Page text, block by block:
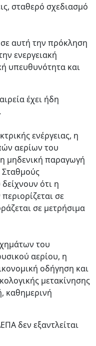
σταθερό σχεδιασμό
αυτή την πρόκληση
ενεργειακή
υπευθυνότητα και
έχει ήδη
ενέργειας, η
αερίων του
μηδενική παραγωγή
ότι η
σε
σε μετρήσιμα
του
αερίου, η
οδήγηση και
μετακίνησης
καθημερινή
δεν εξαντλείται